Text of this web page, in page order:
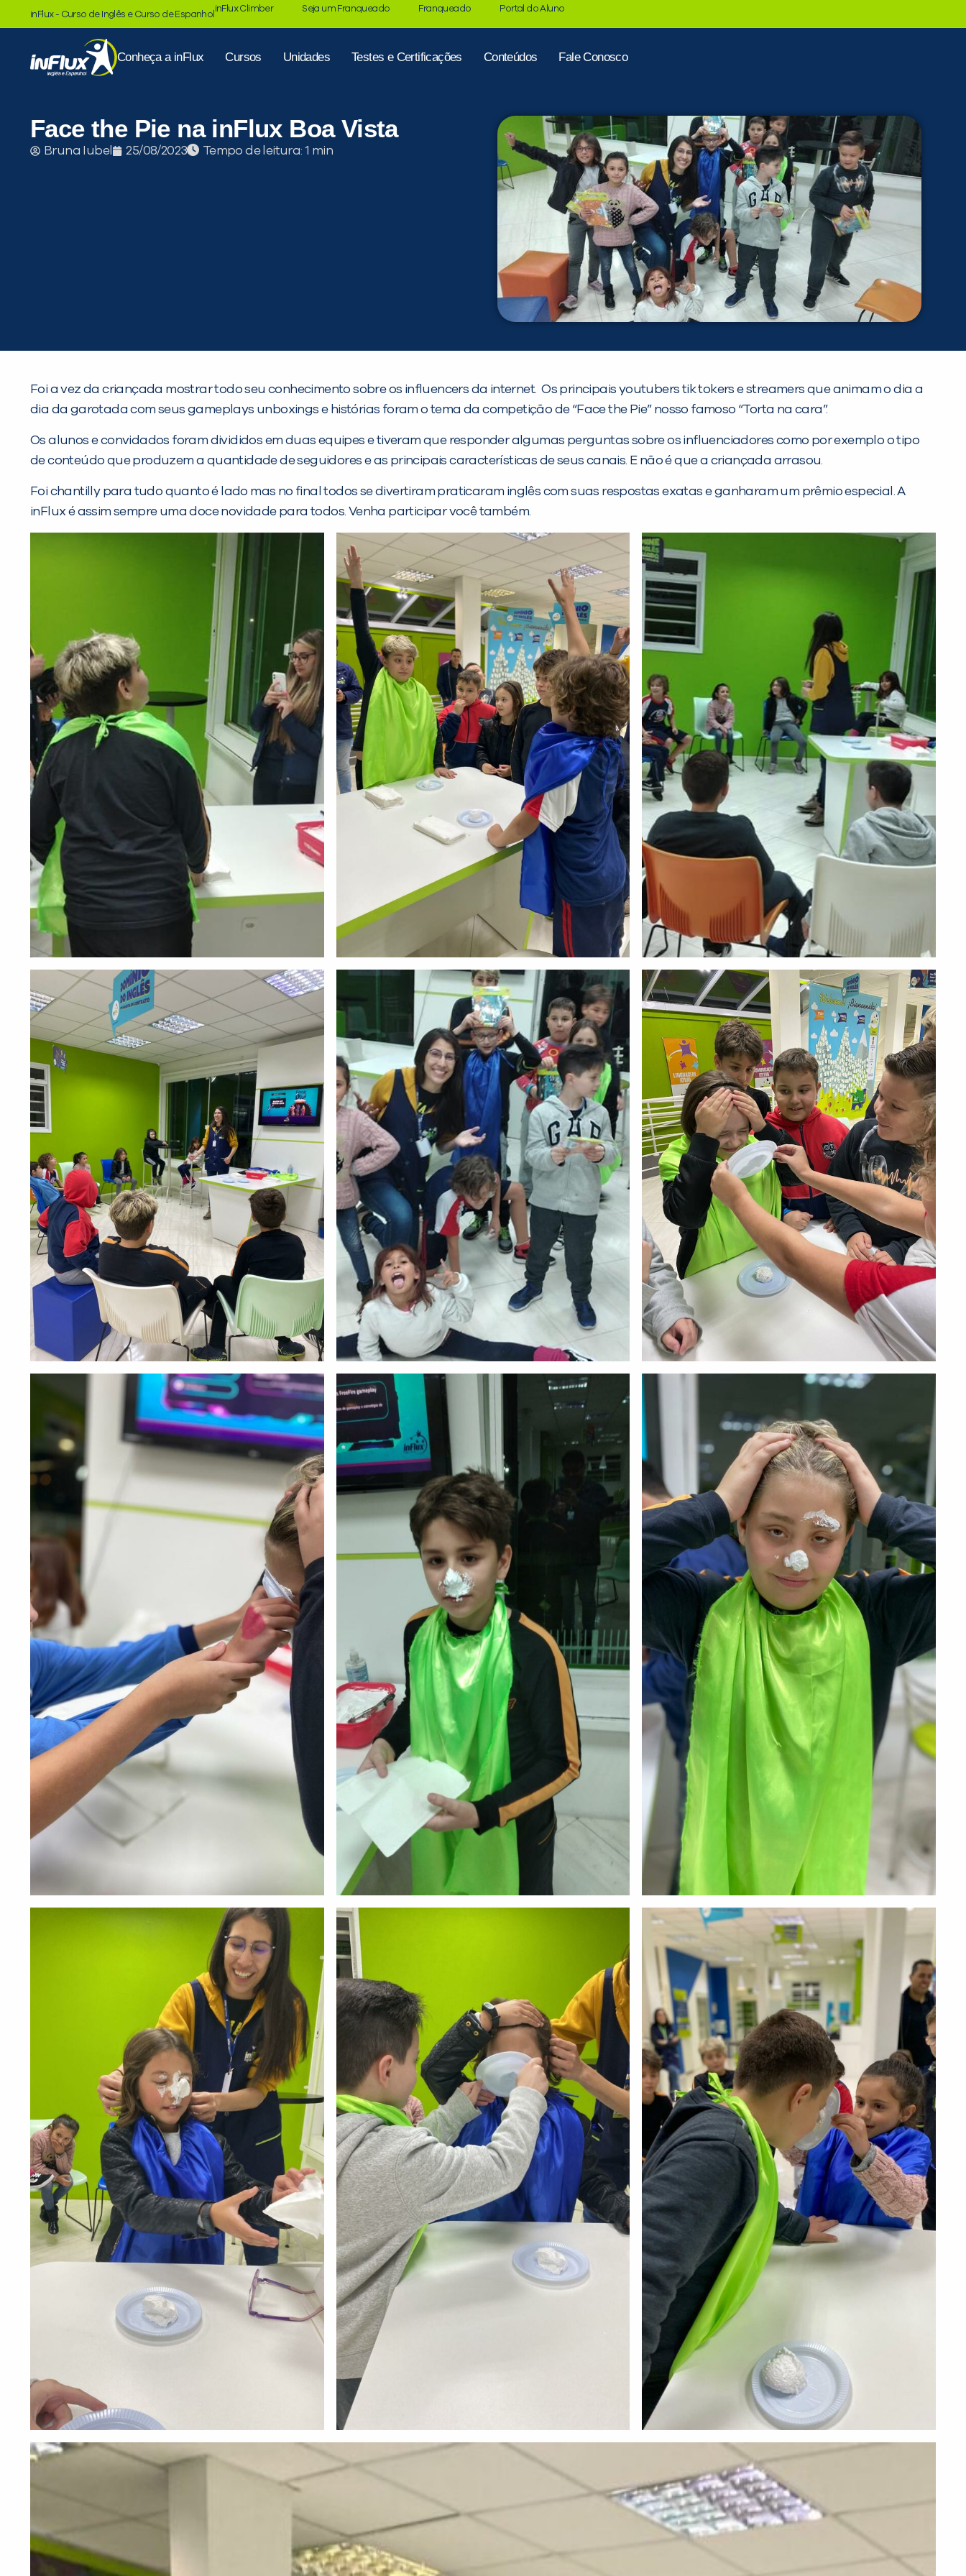
inFlux - Curso de Inglês e Curso de Espanhol
inFlux Climber Seja um Franqueado Franqueado Portal do Aluno
Conheça a inFlux Cursos Unidades Testes e Certificações Conteúdos Fale Conosco
Face the Pie na inFlux Boa Vista
Bruna Iubel 25/08/2023 Tempo de leitura:
Foi a vez da criançada mostrar todo seu conhecimento sobre os influencers da internet. Os principais youtubers tik tokers e streamers que animam o dia a
dia da garotada com seus gameplays unboxings e histórias foram o tema da competição de “Face the Pie” nosso famoso “Torta na cara”.
Os alunos e convidados foram divididos em duas equipes e tiveram que responder algumas perguntas sobre os influenciadores como por exemplo o tipo
de conteúdo que produzem a quantidade de seguidores e as principais características de seus canais. E não é que a criançada arrasou.
Foi chantilly para tudo quanto é lado mas no final todos se divertiram praticaram inglês com suas respostas exatas e ganharam um prêmio especial. A
inFlux é assim sempre uma doce novidade para todos. Venha participar você também.
PEÇA UMA DEMONSTRAÇÃO DE MÉTODO